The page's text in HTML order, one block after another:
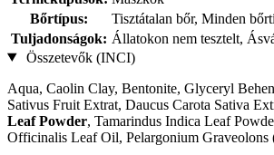
Bőrtípus:
Tisztátalan bőr, Minden
Tuljadonságok: Állatokon nem tesztelt,
Összetevők (INCI)
Aqua, Caolin Clay, Bentonite, Glyceryl
Sativus Fruit Extrat, Daucus Carota Sativa
Leaf Powder, Tamarindus Indica Leaf
Officinalis Leaf Oil, Pelargonium